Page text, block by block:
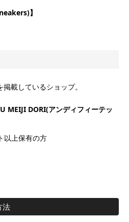
】
載しているショップ。
MEIJI DORI(アンディフィーテッ
以上保有の方
法